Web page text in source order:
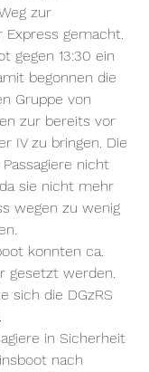
zur
Express gemacht.
gegen 13:30 ein
begonnen die
Gruppe von
zur bereits vor
IV zu bringen. Die
nicht
sie nicht mehr
wegen zu wenig
konnten ca.
gesetzt werden.
sich die DGzRS
in Sicherheit
nach